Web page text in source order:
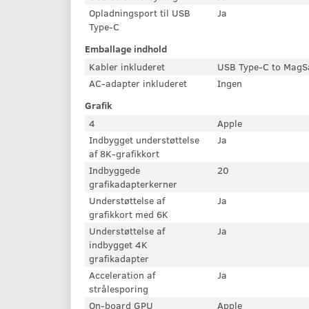
Opladningsport til USB
Type-C
Ja
Emballage indhold
Kabler inkluderet
USB Type-C to
AC-adapter inkluderet
Ingen
Grafik
4
Apple
Indbygget understøttelse
af 8K-grafikkort
Ja
Indbyggede
grafikadapterkerner
20
Understøttelse af
grafikkort med 6K
Ja
Understøttelse af
indbygget 4K
grafikadapter
Ja
Acceleration af
strålesporing
Ja
On-board GPU
Apple